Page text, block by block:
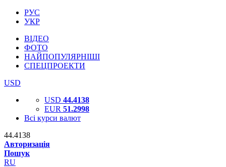
РУС
УКР
ВІДЕО
ФОТО
НАЙПОПУЛЯРНІШІ
СПЕЦПРОЕКТИ
USD
USD 44.4138
EUR 51.2998
Всі курси валют
44.4138
Авторизація
Пошук
RU